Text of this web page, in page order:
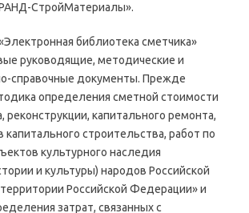
СтройМатериалы».
библиотека сметчика»
руководящие, методические и
справочные документы. Прежде
определения сметной стоимости
реконструкции, капитального ремонта,
капитального строительства, работ по
культурного наследия
и культуры) народов Российской
Российской Федерации» и
затрат, связанных с